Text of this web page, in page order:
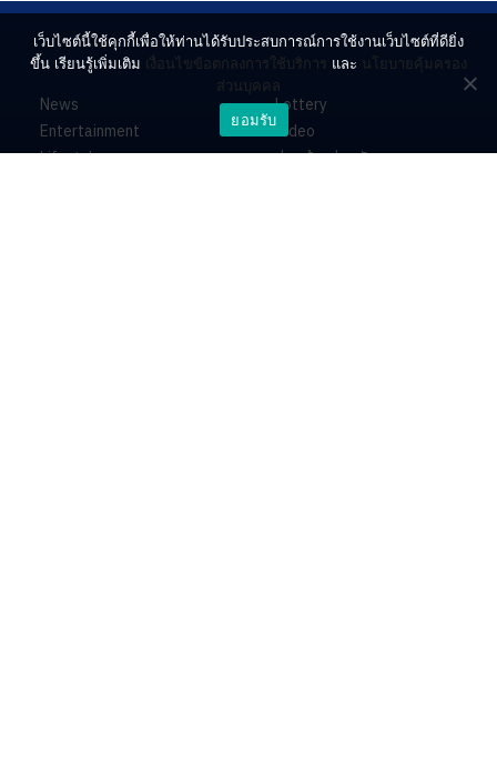
News
Entertainment
Lifestyle
Lottery
Video
ร่วมด้วยช่วยกัน
เว็บไซต์นี้ใช้คุกกี้เพื่อให้ท่านได้รับประสบการณ์การใช้งานเว็บไซต์ที่ดียิ่ง
ขึ้น เรียนรู้เพิ่มเติม เงื่อนไขข้อตกลงการใช้บริการ และ นโยบายคุ้มครอง
ส่วนบุคคล
ยอมรับ